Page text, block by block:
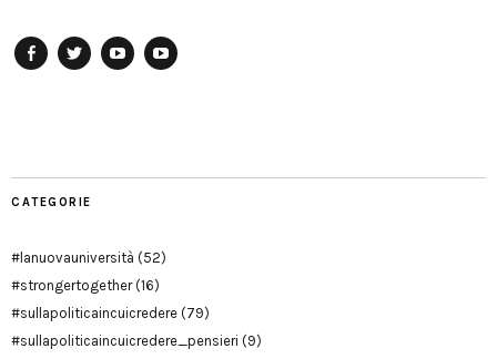
CATEGORIE
#lanuovauniversità (52)
#strongertogether(16)
#sullapoliticaincuicredere (79)
#sullapoliticaincuicredere_pensieri (9)